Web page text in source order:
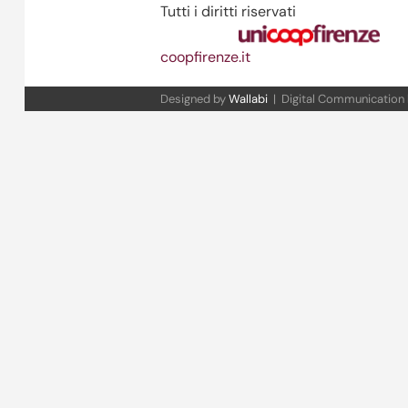
Tutti i diritti riservati
coopfirenze.it
Designed byWallabi| Digital Communication